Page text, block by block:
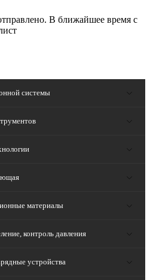
В ближайшее время с
системы
материалы
контроль давления
устройства